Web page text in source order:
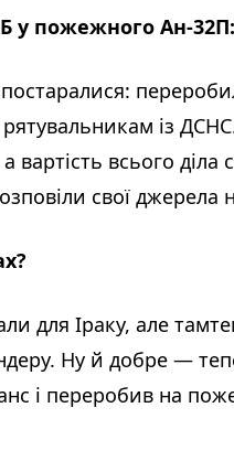
пожежного Ан-32П:
із
вартість всього
свої джерела
для Іраку, але
Ну й добре —
і переробив на